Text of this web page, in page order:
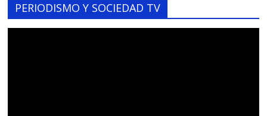
PERIODISMO Y SOCIEDAD TV